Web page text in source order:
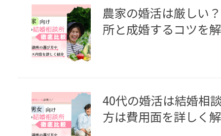
農家の婚活は厳しい
所と成婚するコツを
40代の婚活は結婚相
方は費用面を詳しく